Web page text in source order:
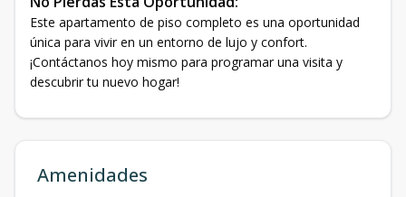
Este apartamento de piso completo es una oportunidad
única para vivir en un entorno de lujo y confort.
¡Contáctanos hoy mismo para programar una visita y
descubrir tu nuevo hogar!
Amenidades